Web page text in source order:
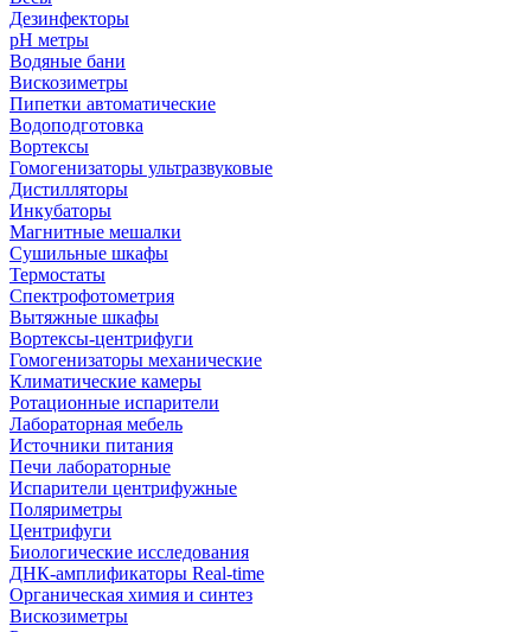
Дезинфекторы
рН метры
Водяные бани
Вискозиметры
Пипетки автоматические
Водоподготовка
Вортексы
Гомогенизаторы ультразвуковые
Дистилляторы
Инкубаторы
Магнитные мешалки
Сушильные шкафы
Термостаты
Спектрофотометрия
Вытяжные шкафы
Вортексы-центрифуги
Гомогенизаторы механические
Климатические камеры
Ротационные испарители
Лабораторная мебель
Источники питания
Печи лабораторные
Испарители центрифужные
Поляриметры
Центрифуги
Биологические исследования
ДНК-амплификаторы Real-time
Органическая химия и синтез
Вискозиметры